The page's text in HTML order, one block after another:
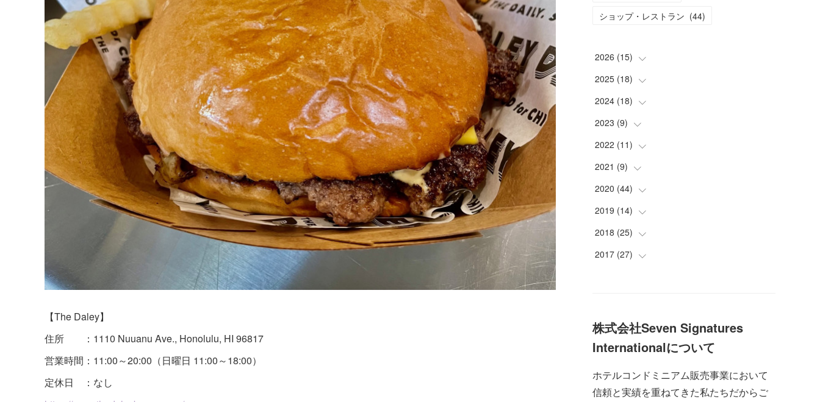
【The Daley】
住所 ：1110 Nuuanu Ave., Honolulu, HI 96817
営業時間：11:00～20:00（日曜日 11:00～18:00）
定休日 ：なし
ショップ・レストラン (44)
2026 (15)
(1)
(2)
(2
( 2)
(2
( 2)
( 2)
(2)
2025 (18)
(2)
(2
( 2)
(2
(2)
( 3)
(2)
(1)
2024 (18)
(2
( 2)
(2
(2)
( 2)
(3)
(1)
2023 (9)
( 2)
(2
(1)
( 1)
(3)
2022 (11)
(2
(1)
(2)
(1)
(2)
2021 (9)
(1)
(1)
(2)
(1)
(1 )
2020 (44)
(1)
(3)
(5)
(2 )
(10)
2019 (14)
(1)
(1)
2 )
(1 )
2018 (25)
(1)
(1 )
2017 (27)
株式会社Seven Signatures
Internationalについて
ホテルコンドミニアム販売事業において
信頼と実績を重ねてきた私たちだからご